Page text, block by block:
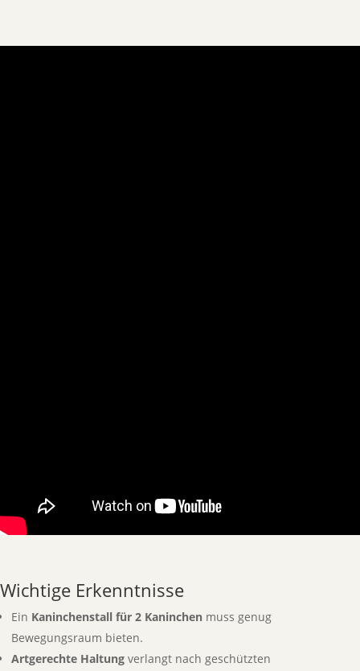
Wichtige Erkenntnisse
Ein Kaninchenstall für 2 Kaninchen muss genug
Bewegungsraum bieten.
Artgerechte Haltung verlangt nach geschützten